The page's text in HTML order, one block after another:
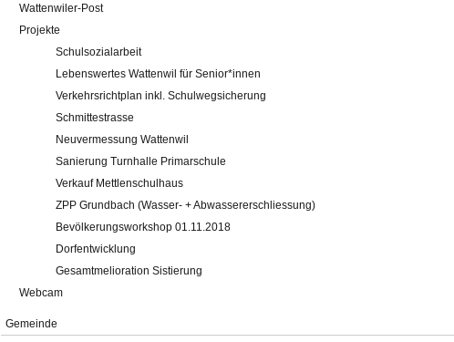
Wattenwiler-Post
Projekte
Schulsozialarbeit
Lebenswertes Wattenwil für Senior*innen
Verkehrsrichtplan inkl. Schulwegsicherung
Schmittestrasse
Neuvermessung Wattenwil
Sanierung Turnhalle Primarschule
Verkauf Mettlenschulhaus
ZPP Grundbach (Wasser- + Abwassererschliessung)
Bevölkerungsworkshop 01.11.2018
Dorfentwicklung
Gesamtmelioration Sistierung
Webcam
Gemeinde